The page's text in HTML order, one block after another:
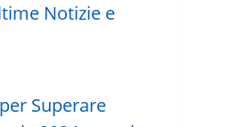
Notizie e